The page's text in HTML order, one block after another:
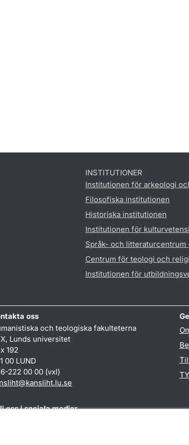
INSTITUTIONER
Institutionen för arkeologi
Filosofiska institutionen
Historiska institutionen
Institutionen för
Språk- och litteraturcentrum
Centrum för teologi och
Institutionen för
oss
och teologiska fakulteterna
Lunds universitet
192
00 LUND
222 00 00 (vxl)
@kansliht.lu.se
oss i sociala medier